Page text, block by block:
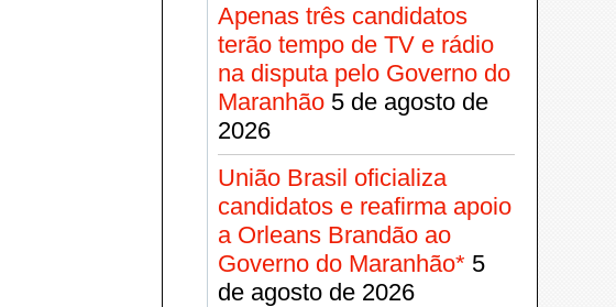
Apenas três candidatos
terão tempo de TV e rádio
na disputa pelo Governo do
Maranhão 5 de agosto de
2026
União Brasil oficializa
candidatos e reafirma apoio
a Orleans Brandão ao
Governo do Maranhão* 5
de agosto de 2026